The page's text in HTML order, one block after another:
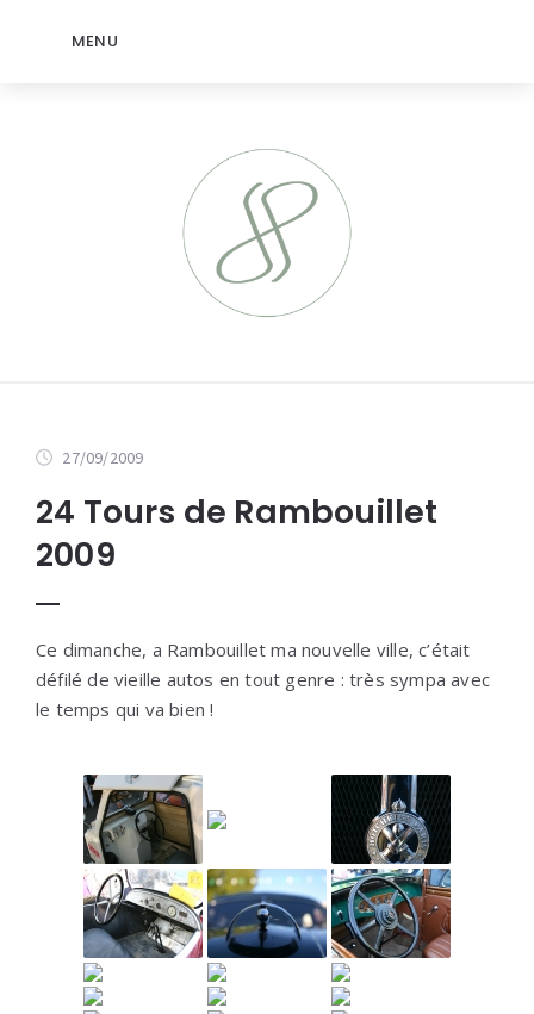
MENU
27/09/2009
24 Tours de Rambouillet
2009
Ce dimanche, a Rambouillet ma nouvelle ville, c’était
défilé de vieille autos en tout genre : très sympa avec
le temps qui va bien !